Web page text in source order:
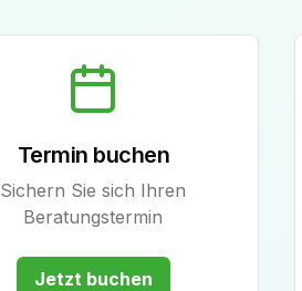
Termin buchen
Sichern Sie sich Ihren
Beratungstermin
Jetzt buchen